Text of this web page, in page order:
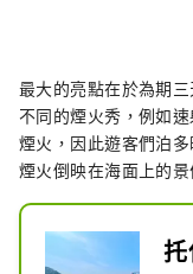
最大的亮點在​​於為期
不同的煙火秀，例如
煙火，因此遊客們泊
煙火倒映在海面上的